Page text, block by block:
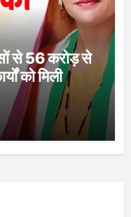
से 56 करोड़ से
को मिली